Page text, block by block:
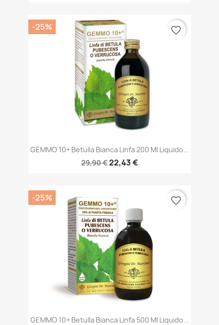
GEMMO 10+ Betulla Bianca Linfa 200 Ml Liquido...
29,90 €22,43 €
-25% favorite_border
GEMMO 10+ Betulla Bianca Linfa 500 Ml Liquido...
-25% favorite_border